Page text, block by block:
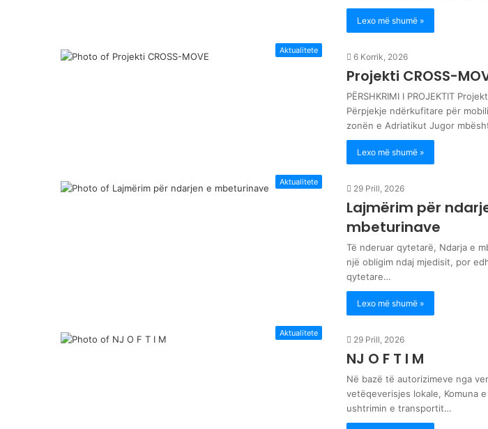
Lexo më shumë »
Aktualitete
6 Korrik, 2026
Projekti CROSS-
PËRSHKRIMI I PROJEKTIT
Përpjekje ndërkufitare për
zonën e Adriatikut Jugor
Lexo më shumë »
Aktualitete
29 Prill, 2026
Lajmërim për
mbeturinave
Të nderuar qytetarë, Ndarja e
një obligim ndaj mjedisit, por
qytetare…
Lexo më shumë »
Aktualitete
29 Prill, 2026
NJ O F T I M
Në bazë të autorizimeve nga
vetëqeverisjes lokale, Komuna
ushtrimin e transportit…